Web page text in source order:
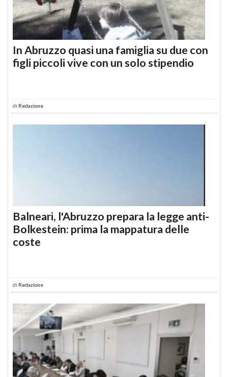
In Abruzzo quasi una famiglia su due con
figli piccoli vive con un solo stipendio
di Redazione
Balneari, l'Abruzzo prepara la legge anti-
Bolkestein: prima la mappatura delle
coste
di Redazione